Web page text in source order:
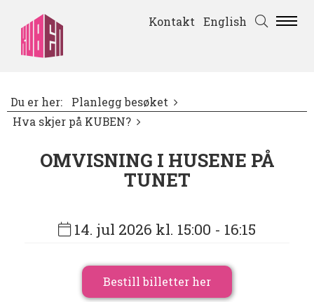
Kontakt English
Du er her:
Planlegg besøket
Hva skjer på KUBEN?
OMVISNING I HUSENE PÅ
TUNET
14. jul 2026 kl. 15:00 - 16:15
Bestill billetter her